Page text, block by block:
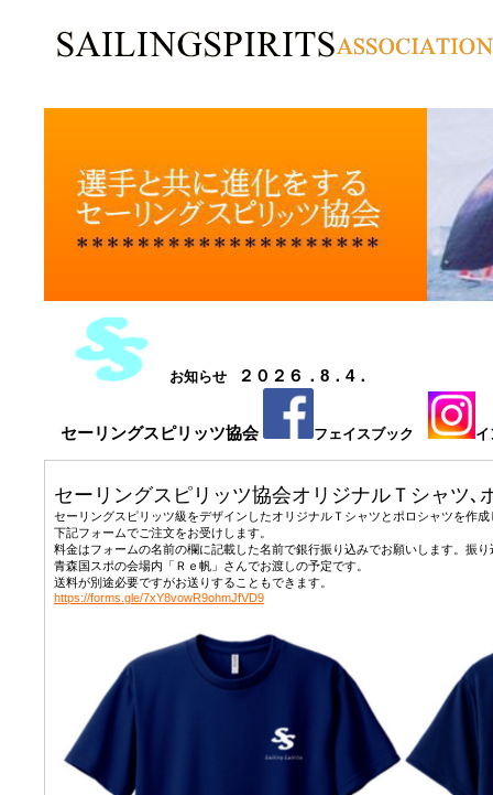
お知らせ ２０２６．8．4．
セーリングスピリッツ協会 フェイスブック
セーリングスピリッツ協会オリジナルＴシャツ､
セーリングスピリッツ級をデザインしたオリジナルＴシャツとポロシャツを作成
下記フォームでご注文をお受けします。
料金はフォームの名前の欄に記載した名前で銀行振り込みでお願いします。振
青森国スポの会場内「Ｒｅ帆」さんでお渡しの予定です。
送料が別途必要ですがお送りすることもできます。
https://forms.gle/7xY8vowR9ohmJfVD9